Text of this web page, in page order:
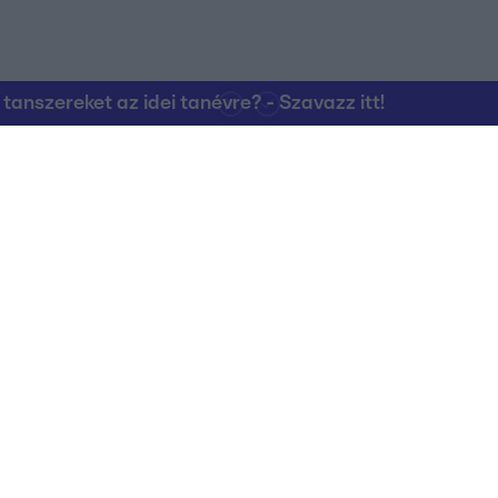
az idei tanévre? - Szavazz itt!